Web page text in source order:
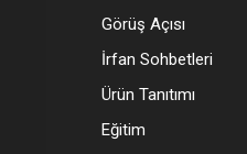
Görüş Açısı
İrfan Sohbetleri
Ürün Tanıtımı
Eğitim